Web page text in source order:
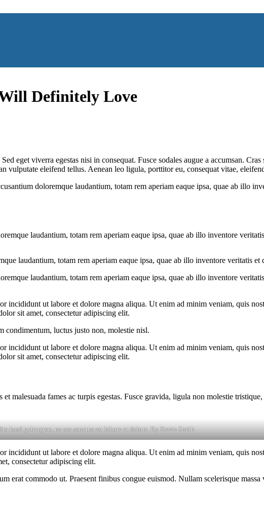
Definitely Love
eget viverra egestas nisi in consequat. Fusce sodales augue a accumsan.
vulputate eleifend tellus. Aenean leo ligula, porttitor eu, consequat vitae,
doloremque laudantium, totam rem aperiam eaque ipsa, quae ab illo
laudantium, totam rem aperiam eaque ipsa, quae ab illo inventore
laudantium, totam rem aperiam eaque ipsa, quae ab illo inventore veritatis
laudantium, totam rem aperiam eaque ipsa, quae ab illo inventore
incididunt ut labore et dolore magna aliqua. Ut enim ad minim veniam, quis
sit amet, consectetur adipiscing elit.
condimentum, luctus justo non, molestie nisl.
incididunt ut labore et dolore magna aliqua. Ut enim ad minim veniam, quis
sit amet, consectetur adipiscing elit.
malesuada fames ac turpis egestas. Fusce gravida, ligula non molestie
kasd gubergren, no sea sanctus est labore et dolore. ByKevin Smith
incididunt ut labore et dolore magna aliqua. Ut enim ad minim veniam, quis
consectetur adipiscing elit.
erat commodo ut. Praesent finibus congue euismod. Nullam scelerisque massa